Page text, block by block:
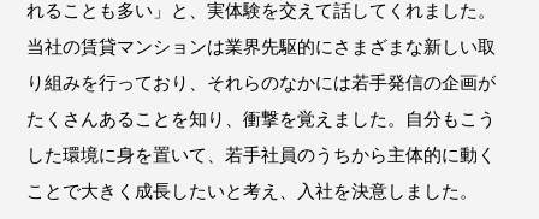
れることも多い」と、実体験を交えて話してくれました。
当社の賃貸マンションは業界先駆的にさまざまな新しい取
り組みを行っており、それらのなかには若手発信の企画が
たくさんあることを知り、衝撃を覚えました。自分もこう
した環境に身を置いて、若手社員のうちから主体的に動く
ことで大きく成長したいと考え、入社を決意しました。